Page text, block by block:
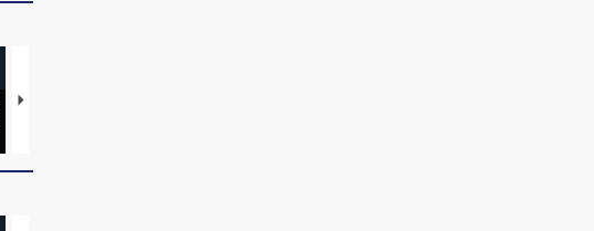
马航飞行员跨国走私7万